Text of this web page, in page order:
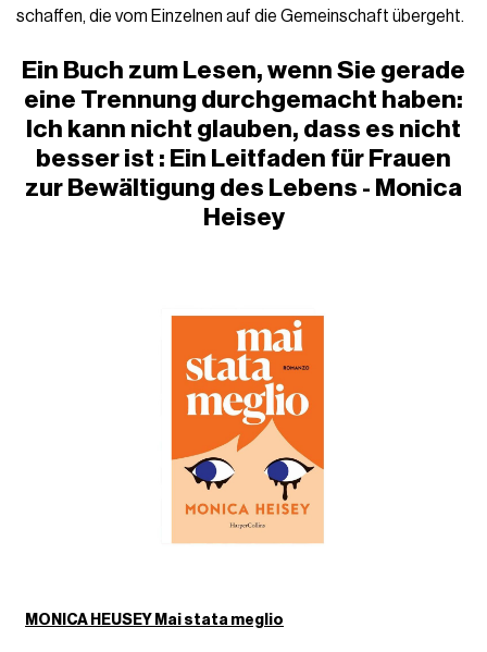
schaffen, die vom Einzelnen auf die Gemeinschaft übergeht.
Ein Buch zum Lesen, wenn Sie gerade
eine Trennung durchgemacht haben:
Ich kann nicht glauben, dass es nicht
besser ist : Ein Leitfaden für Frauen
zur Bewältigung des Lebens - Monica
Heisey
MONICA HEUSEY Mai stata meglio